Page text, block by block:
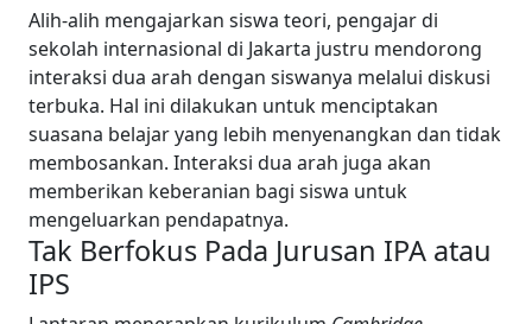
Alih-alih mengajarkan siswa teori, pengajar di
sekolah internasional di Jakarta justru mendorong
interaksi dua arah dengan siswanya melalui diskusi
terbuka. Hal ini dilakukan untuk menciptakan
suasana belajar yang lebih menyenangkan dan tidak
membosankan. Interaksi dua arah juga akan
memberikan keberanian bagi siswa untuk
mengeluarkan pendapatnya.
Tak Berfokus Pada Jurusan IPA atau
IPS